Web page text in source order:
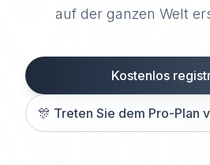
auf der ganzen Welt
Kostenlos
🎊 Treten Sie dem Pro-Plan